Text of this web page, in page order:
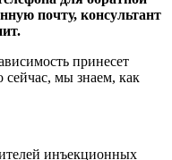
почту, консультант
принесет
сейчас, мы знаем, как
инъекционных